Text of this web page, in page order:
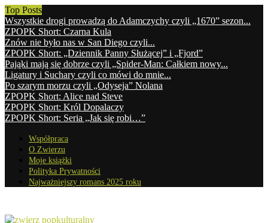
Top Posts
Wszystkie drogi prowadzą do Adamczychy czyli „1670” sezon...
ZPOPK Short: Czarna Kula
Znów nie było nas w San Diego czyli...
ZPOPK Short: „Dziennik Panny Służącej” i „Fjord”
Pająki mają się dobrze czyli „Spider-Man: Całkiem nowy...
Ligatury i Suchary czyli co mówi do mnie...
Po szarym morzu czyli „Odyseja” Nolana
ZPOPK Short: Alice nad Steve
ZPOPK Short: Król Dopalaczy
ZPOPK Short: Seria „Jak się robi…”
Współpraca
O Zwierzu
Moje książki
Polityka Prywatności
Najważniejszy romans 2025 roku